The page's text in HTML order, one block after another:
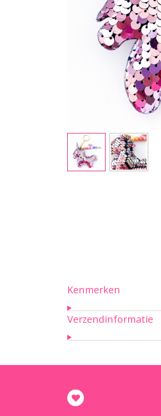
Kenmerken
Verzendinformatie